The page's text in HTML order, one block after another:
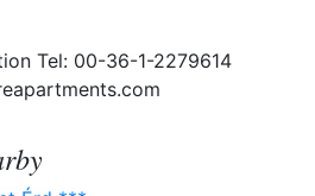
Tel: 00-36-1-2279614